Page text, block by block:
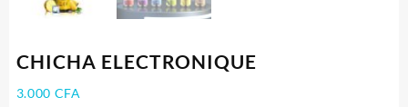
CHICHA ELECTRONIQUE
3.000 CFA